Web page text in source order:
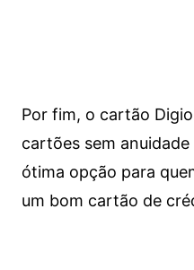
Por fim, o cartão
cartões sem
ótima opção para
um bom cartão de